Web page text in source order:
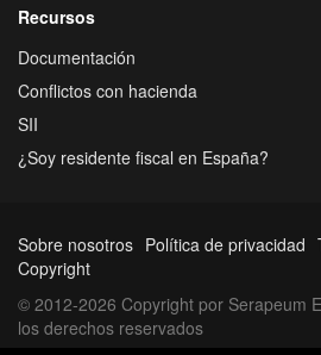
Recursos
Documentación
Conflictos con hacienda
SII
¿Soy residente fiscal en España?
Sobre nosotros Política de privacidad
Copyright
© 2012-2026 Copyright por Serapeum
los derechos reservados